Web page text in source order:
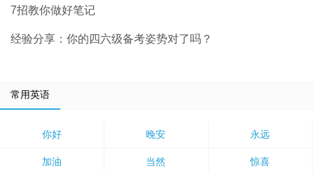
7招教你做好笔记
经验分享：你的四六级备考姿势对了吗？
常用英语
你好 晚安 永远
加油 当然 惊喜